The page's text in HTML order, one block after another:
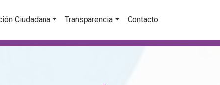
Ciudadana Transparencia Contacto